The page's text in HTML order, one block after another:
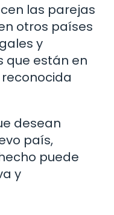
las parejas
otros países
y
que están en
desean
país,
puede
y